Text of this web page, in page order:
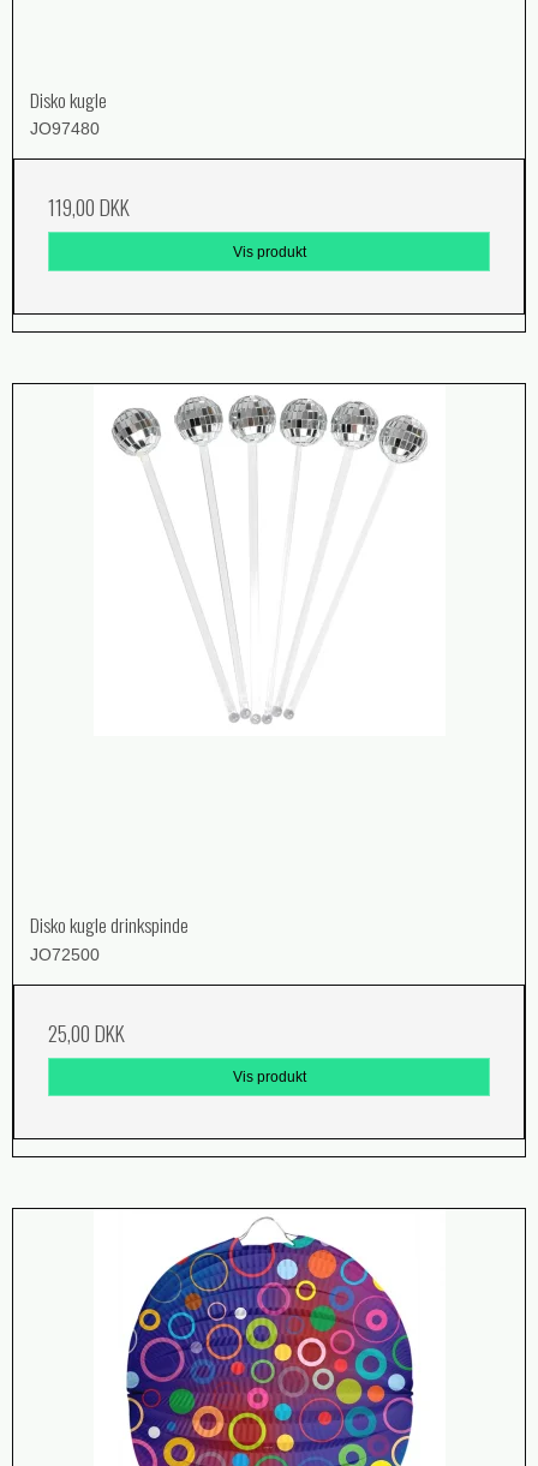
Disko kugle
JO97480
119,00 DKK
Vis produkt
Disko kugle drinkspinde
JO72500
25,00 DKK
Vis produkt